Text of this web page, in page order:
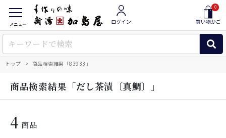
メニュー ログイン
0
買い物かご
トップ 商品検索結果「83933」
商品検索結果 「だし茶漬〔真鯛〕」
4 商品